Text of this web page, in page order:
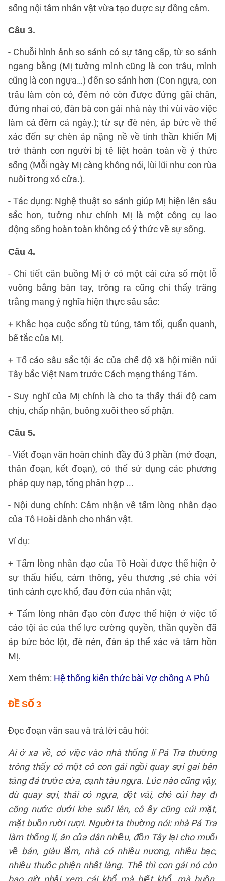
sống nội tâm nhân vật vừa tạo được sự đồng cảm.
Câu 3.
- Chuỗi hình ảnh so sánh có sự tăng cấp, từ so sánh
ngang bằng (Mị tưởng mình cũng là con trâu, mình
cũng là con ngựa…) đến so sánh hơn (Con ngựa, con
trâu làm còn có, đêm nó còn được đứng gãi chân,
đứng nhai cỏ, đàn bà con gái nhà này thì vùi vào việc
làm cả đêm cả ngày.); từ sự đè nén, áp bức về thể
xác đến sự chèn áp nặng nề về tinh thần khiến Mị
trở thành con người bị tê liệt hoàn toàn về ý thức
sống (Mỗi ngày Mị càng không nói, lùi lũi như con rùa
nuôi trong xó cửa.).
- Tác dụng: Nghệ thuật so sánh giúp Mị hiện lên sâu
sắc hơn, tưởng như chính Mị là một công cụ lao
động sống hoàn toàn không có ý thức về sự sống.
Câu 4.
- Chi tiết căn buồng Mị ở có một cái cửa sổ một lỗ
vuông bằng bàn tay, trông ra cũng chỉ thấy trăng
trắng mang ý nghĩa hiện thực sâu sắc:
+ Khắc họa cuộc sống tù túng, tăm tối, quẩn quanh,
bế tắc của Mị.
+ Tố cáo sâu sắc tội ác của chế độ xã hội miền núi
Tây bắc Việt Nam trước Cách mạng tháng Tám.
- Suy nghĩ của Mị chính là cho ta thấy thái độ cam
chịu, chấp nhận, buông xuôi theo số phận.
Câu 5.
- Viết đoạn văn hoàn chỉnh đầy đủ 3 phần (mở đoạn,
thân đoạn, kết đoạn), có thể sử dụng các phương
pháp quy nạp, tổng phân hợp ...
- Nội dung chính: Cảm nhận về tấm lòng nhân đạo
của Tô Hoài dành cho nhân vật.
Ví dụ:
+ Tấm lòng nhân đạo của Tô Hoài được thể hiện ở
sự thấu hiểu, cảm thông, yêu thương ,sẻ chia với
tình cảnh cực khổ, đau đớn của nhân vật;
+ Tấm lòng nhân đạo còn được thể hiện ở việc tố
cáo tội ác của thế lực cường quyền, thần quyền đã
áp bức bóc lột, đè nén, đàn áp thể xác và tâm hồn
Mị.
Xem thêm: Hệ thống kiến thức bài Vợ chồng A Phủ
ĐỀ SỐ 3
Đọc đoạn văn sau và trả lời câu hỏi:
Ai ở xa về, có việc vào nhà thống lí Pá Tra thường
trông thấy có một cô con gái ngồi quay sợi gai bên
tảng đá trước cửa, cạnh tàu ngựa. Lúc nào cũng vậy,
dù quay sợi, thái cỏ ngựa, dệt vải, chẻ củi hay đi
cõng nước dưới khe suối lên, cô ấy cũng cúi mặt,
mặt buồn rười rượi. Người ta thường nói: nhà Pá Tra
làm thống lí, ăn của dân nhiều, đồn Tây lại cho muối
về bán, giàu lắm, nhà có nhiều nương, nhiều bạc,
nhiều thuốc phiện nhất làng. Thế thì con gái nó còn